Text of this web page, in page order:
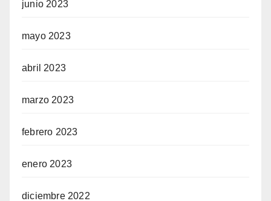
junio 2023
mayo 2023
abril 2023
marzo 2023
febrero 2023
enero 2023
diciembre 2022